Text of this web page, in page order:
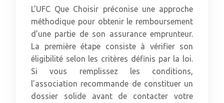
L’UFC Que Choisir préconise une approche
méthodique pour obtenir le remboursement
d’une partie de son assurance emprunteur.
La première étape consiste à vérifier son
éligibilité selon les critères définis par la loi.
Si vous remplissez les conditions,
l’association recommande de constituer un
dossier solide avant de contacter votre